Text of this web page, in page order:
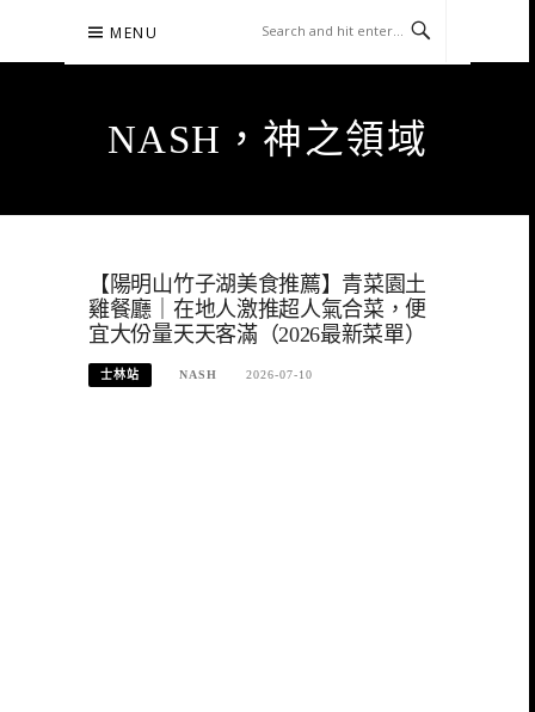
content
MENU
NASH，神之領域
【陽明山竹子湖美食推薦】青菜園土
雞餐廳｜在地人激推超人氣合菜，便
宜大份量天天客滿（2026最新菜單）
士林站 NASH 2026-07-10